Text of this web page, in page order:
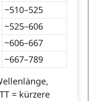
~510–525
~525–606
~606–667
~667–789
= kürzere